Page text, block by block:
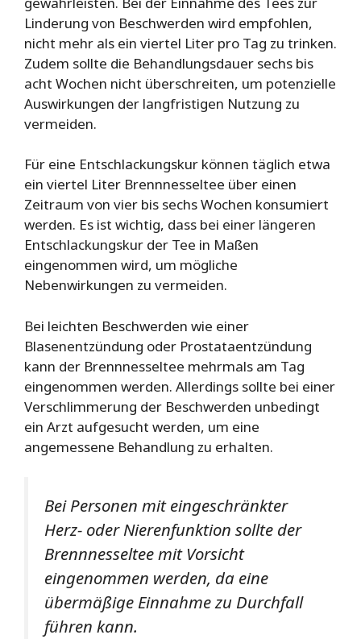
Linderung von Beschwerden wird empfohlen,
nicht mehr als ein viertel Liter pro Tag zu trinken.
Zudem sollte die Behandlungsdauer sechs bis
acht Wochen nicht überschreiten, um potenzielle
Auswirkungen der langfristigen Nutzung zu
vermeiden.
Für eine Entschlackungskur können täglich etwa
ein viertel Liter Brennnesseltee über einen
Zeitraum von vier bis sechs Wochen konsumiert
werden. Es ist wichtig, dass bei einer längeren
Entschlackungskur der Tee in Maßen
eingenommen wird, um mögliche
Nebenwirkungen zu vermeiden.
Bei leichten Beschwerden wie einer
Blasenentzündung oder Prostataentzündung
kann der Brennnesseltee mehrmals am Tag
eingenommen werden. Allerdings sollte bei einer
Verschlimmerung der Beschwerden unbedingt
ein Arzt aufgesucht werden, um eine
angemessene Behandlung zu erhalten.
Bei Personen mit eingeschränkter
Herz- oder Nierenfunktion sollte der
Brennnesseltee mit Vorsicht
eingenommen werden, da eine
übermäßige Einnahme zu Durchfall
führen kann.